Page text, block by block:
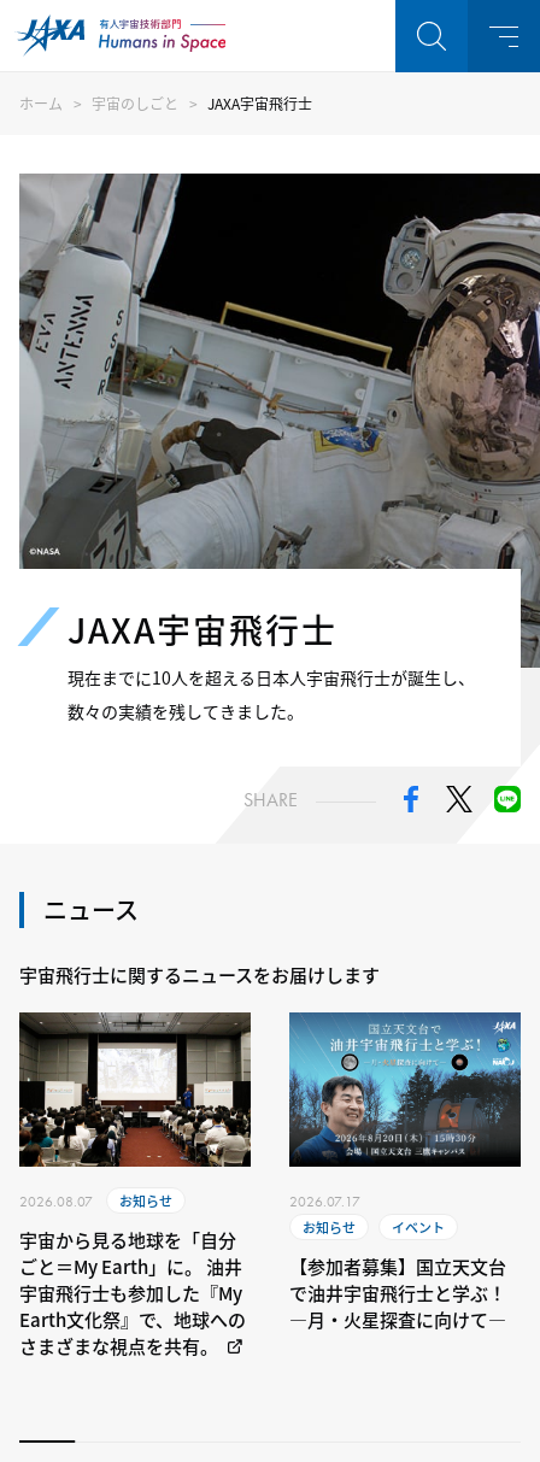
ホーム 宇宙のしごと JAXA宇宙飛行士
JAXA宇宙飛行士
現在までに10人を超える日本人宇宙飛行士が誕生し、
数々の実績を残してきました。
SHARE
ニュース
宇宙飛行士に関するニュースをお届けします
2026.08.07 お知らせ
宇宙から見る地球を「自分
ごと＝My Earth」に。 油井
宇宙飛行士も参加した『My
Earth文化祭』で、地球への
さまざまな視点を共有。
2026.07.17
お知らせ
イベント
【参加者募集】国立天文台
で油井宇宙飛行士と学ぶ！
―月・火星探査に向けて―